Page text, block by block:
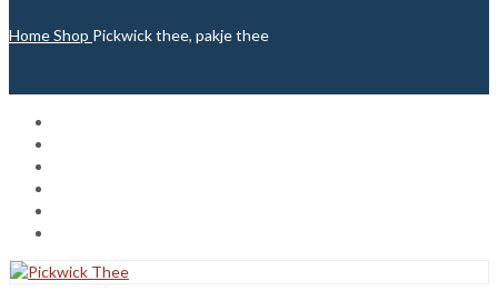
HomeShop Pickwick thee, pakje thee